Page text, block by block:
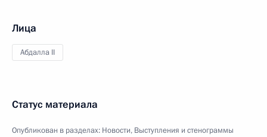
Лица
Абдалла II
Статус материала
Опубликован в разделах: Новости, Выступления и стенограммы